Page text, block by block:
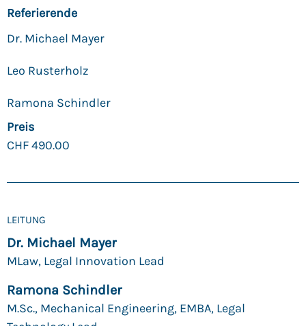
Referierende
Dr. Michael Mayer
Leo Rusterholz
Ramona Schindler
Preis
CHF490.00
LEITUNG
Dr. Michael Mayer
MLaw, Legal Innovation Lead
Ramona Schindler
M.Sc., Mechanical Engineering, EMBA, Legal